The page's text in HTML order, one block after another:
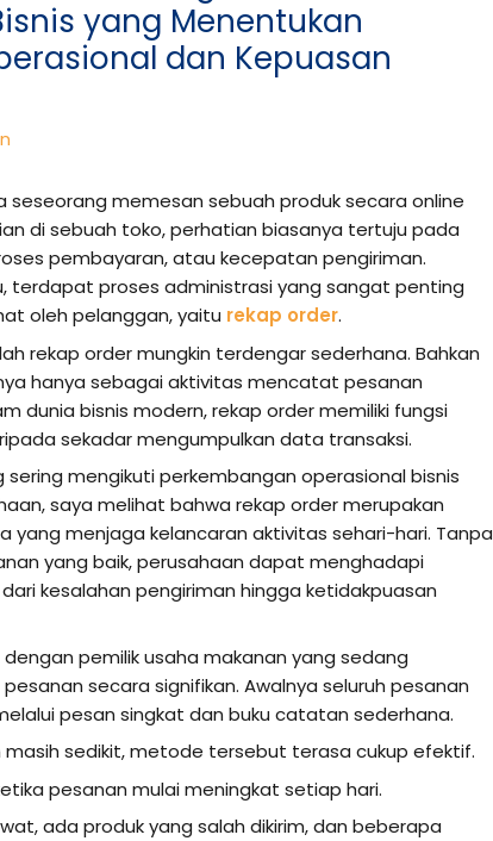
yang Menentukan
dan Kepuasan
seseorang memesan sebuah produk secara online
di sebuah toko, perhatian biasanya tertuju pada
pembayaran, atau kecepatan pengiriman.
terdapat proses administrasi yang sangat penting
oleh pelanggan, yaitu rekap order.
rekap order mungkin terdengar sederhana. Bahkan
hanya sebagai aktivitas mencatat pesanan
dunia bisnis modern, rekap order memiliki fungsi
sekadar mengumpulkan data transaksi.
mengikuti perkembangan operasional bisnis
saya melihat bahwa rekap order merupakan
yang menjaga kelancaran aktivitas sehari-hari. Tanpa
yang baik, perusahaan dapat menghadapi
kesalahan pengiriman hingga ketidakpuasan
pemilik usaha makanan yang sedang
secara signifikan. Awalnya seluruh pesanan
pesan singkat dan buku catatan sederhana.
masih sedikit, metode tersebut terasa cukup efektif.
pesanan mulai meningkat setiap hari.
ada produk yang salah dikirim, dan beberapa